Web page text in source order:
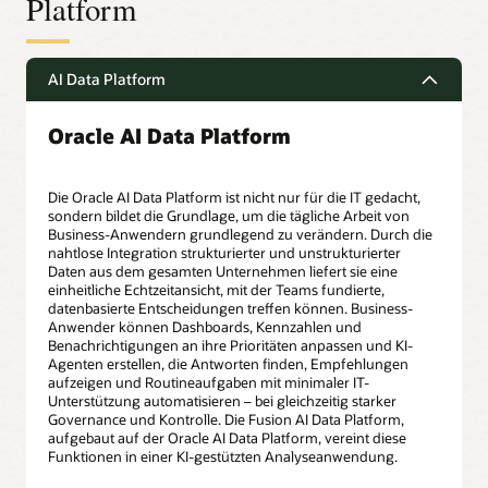
Platform
AI Data Platform
Oracle AI Data Platform
Die Oracle AI Data Platform ist nicht nur für die IT gedacht,
sondern bildet die Grundlage, um die tägliche Arbeit von
Business-Anwendern grundlegend zu verändern. Durch die
nahtlose Integration strukturierter und unstrukturierter
Daten aus dem gesamten Unternehmen liefert sie eine
einheitliche Echtzeitansicht, mit der Teams fundierte,
datenbasierte Entscheidungen treffen können. Business-
Anwender können Dashboards, Kennzahlen und
Benachrichtigungen an ihre Prioritäten anpassen und KI-
Agenten erstellen, die Antworten finden, Empfehlungen
aufzeigen und Routineaufgaben mit minimaler IT-
Unterstützung automatisieren – bei gleichzeitig starker
Governance und Kontrolle. Die Fusion AI Data Platform,
aufgebaut auf der Oracle AI Data Platform, vereint diese
Funktionen in einer KI-gestützten Analyseanwendung.